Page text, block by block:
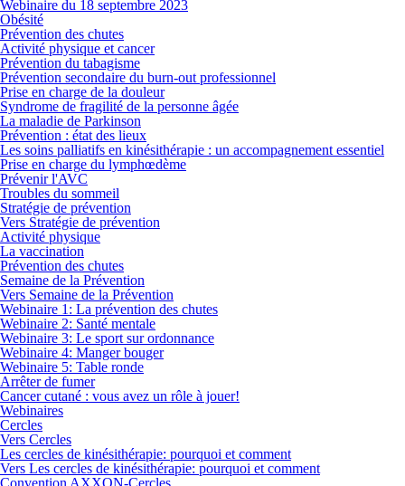
Webinaire du 18 septembre 2023
Obésité
Prévention des chutes
Activité physique et cancer
Prévention du tabagisme
Prévention secondaire du burn-out professionnel
Prise en charge de la douleur
Syndrome de fragilité de la personne âgée
La maladie de Parkinson
Prévention : état des lieux
Les soins palliatifs en kinésithérapie : un accompagnement essentiel
Prise en charge du lymphœdème
Prévenir l'AVC
Troubles du sommeil
Stratégie de prévention
Vers Stratégie de prévention
Activité physique
La vaccination
Prévention des chutes
Semaine de la Prévention
Vers Semaine de la Prévention
Webinaire 1: La prévention des chutes
Webinaire 2: Santé mentale
Webinaire 3: Le sport sur ordonnance
Webinaire 4: Manger bouger
Webinaire 5: Table ronde
Arrêter de fumer
Cancer cutané : vous avez un rôle à jouer!
Webinaires
Cercles
Vers Cercles
Les cercles de kinésithérapie: pourquoi et comment
Vers Les cercles de kinésithérapie: pourquoi et comment
Convention AXXON-Cercles